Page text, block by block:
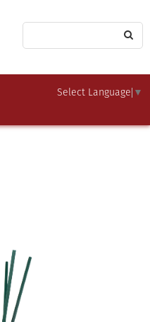
Select Language ▼